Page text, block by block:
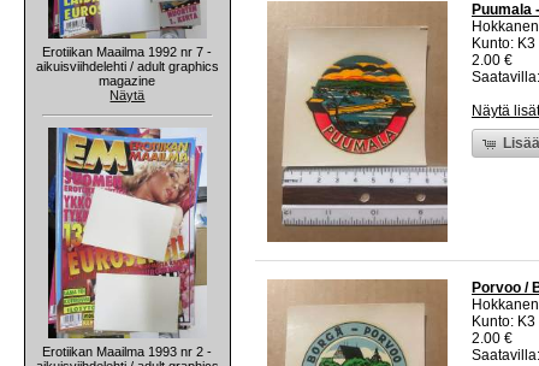
Erotiikan Maailma 1992 nr 7 -
aikuisviihdelehti / adult graphics
magazine
Näytä
Erotiikan Maailma 1993 nr 2 -
Puumala
Kunto:
2.00 €
Näytä
Porvoo /
Kunto:
2.00 €